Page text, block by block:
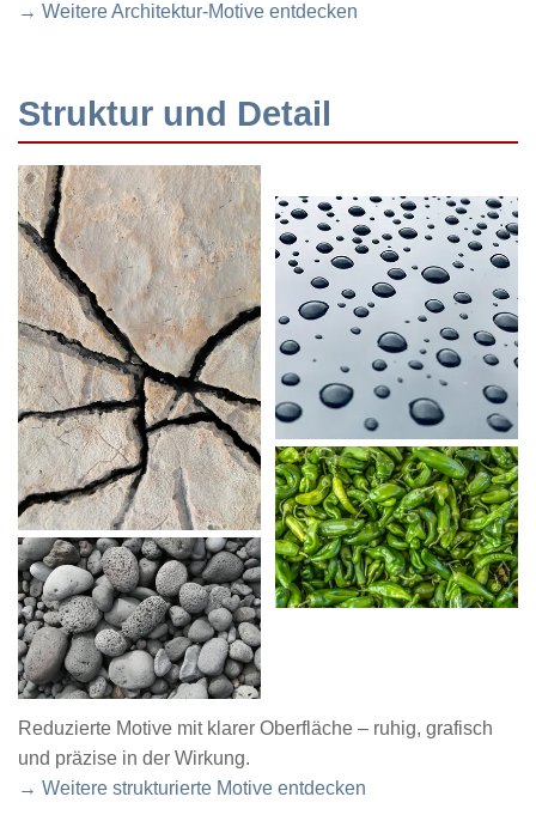
→ Weitere Architektur-Motive entdecken
Struktur und Detail
Reduzierte Motive mit klarer Oberfläche – ruhig, grafisch
und präzise in der Wirkung.
→ Weitere strukturierte Motive entdecken